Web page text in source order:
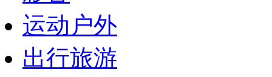
运动户外
出行旅游